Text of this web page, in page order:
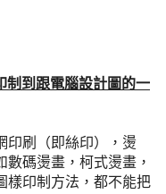
到跟電腦設計圖的一
印刷（即絲印），燙
碼燙畫，柯式燙畫，
樣印制方法，都不能把